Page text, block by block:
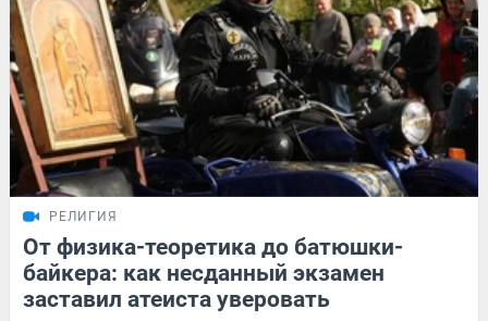
РЕЛИГИЯ
От физика-теоретика до батюшки-
байкера: как несданный экзамен
заставил атеиста уверовать